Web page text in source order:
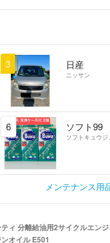
3 日産
ニッサン
6 ソフト99
ソフトキュウジ
メンテナンス用
ィ 分離給油用2サイクルエン
オイル E501